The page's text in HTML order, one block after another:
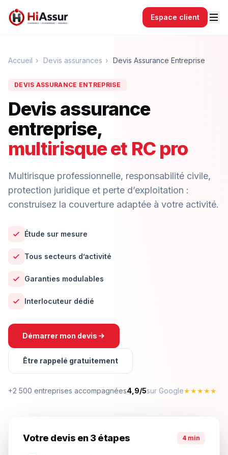
Espace client
Accueil › Devis assurances › Devis Assurance Entreprise
DEVIS ASSURANCE ENTREPRISE
Devis assurance
entreprise,
multirisque et RC pro
Multirisque professionnelle, responsabilité civile,
protection juridique et perte d’exploitation :
construisez la couverture adaptée à votre activité.
Étude sur mesure
Tous secteurs d’activité
Garanties modulables
Interlocuteur dédié
Démarrer mon devis
Être rappelé gratuitement
+2 500 entreprises accompagnées4,9/5sur Google★★★★★
Votre devis en 3 étapes 4 min